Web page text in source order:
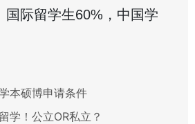
国际留学生60%，中国学
本硕博申请条件
学！公立OR私立？